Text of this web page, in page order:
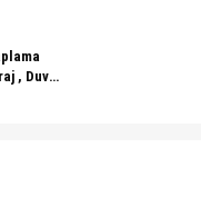
, Duvar